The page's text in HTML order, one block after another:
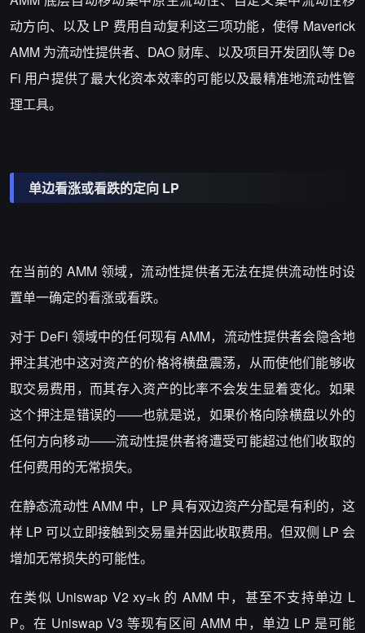
动方向、以及 LP 费用自动复利这三项功能，使得 Maverick
AMM 为流动性提供者、DAO 财库、以及项目开发团队等 De
Fi 用户提供了最大化资本效率的可能以及最精准地流动性管
理工具。
单边看涨或看跌的定向 LP
在当前的 AMM 领域，流动性提供者无法在提供流动性时设
置单一确定的看涨或看跌。
对于 DeFi 领域中的任何现有 AMM，流动性提供者会隐含地
押注其池中这对资产的价格将横盘震荡，从而使他们能够收
取交易费用，而其存入资产的比率不会发生显着变化。如果
这个押注是错误的——也就是说，如果价格向除横盘以外的
任何方向移动——流动性提供者将遭受可能超过他们收取的
任何费用的无常损失。
在静态流动性 AMM 中，LP 具有双边资产分配是有利的，这
样 LP 可以立即接触到交易量并因此收取费用。但双侧 LP 会
增加无常损失的可能性。
在类似 Uniswap V2 xy=k 的 AMM 中，甚至不支持单边 L
P。在 Uniswap V3 等现有区间 AMM 中，单边 LP 是可能